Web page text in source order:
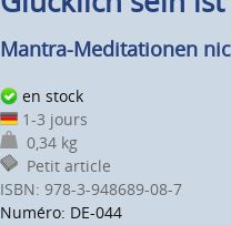
Mantra-Meditationen
en stock
1-3 jours
0,34 kg
Petit article
ISBN: 978-3-948689-08-7
Numéro: DE-044